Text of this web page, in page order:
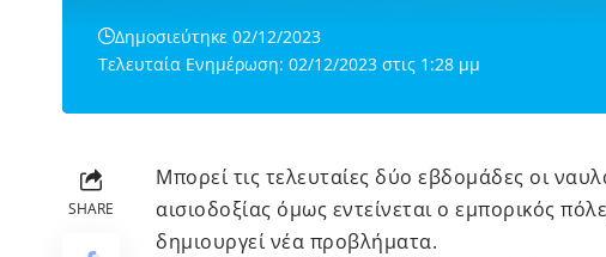
Τελευταία Ενημέρωση: 02/12/2023 στις 1:28 μμ
Δημοσιεύτηκε 02/12/2023
SHARE
Μπορεί τις τελευταίες δύο εβδομάδες οι
αισιοδοξίας όμως εντείνεται ο εμπορικός
δημιουργεί νέα προβλήματα.